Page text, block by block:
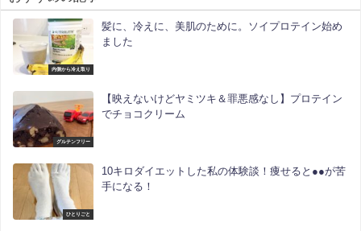
内側から冷え取り
髪に、冷えに、美肌のために。ソイプロテイン始め
ました
グルテンフリー
【映えないけどヤミツキ＆罪悪感なし】プロテイン
でチョコクリーム
ひとりごと
10キロダイエットした私の体験談！痩せると●●が苦
手になる！